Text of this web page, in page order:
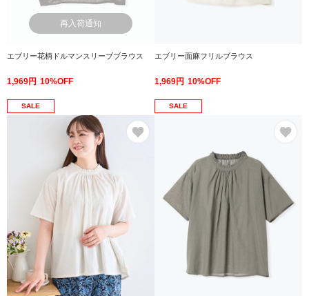
再入荷通知
エブリー花柄ドルマンスリーブブラウス
1,969円 10%OFF
エブリー面麻フリルブラウス
1,969円 10%OFF
SALE SALE